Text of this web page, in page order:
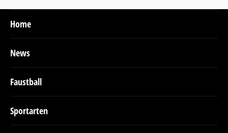
Home
News
Faustball
Sportarten